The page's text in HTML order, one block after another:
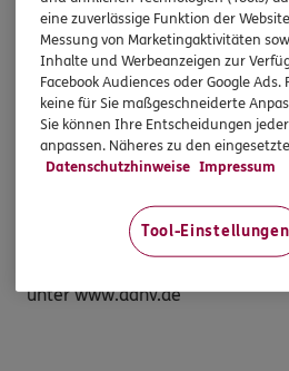
neuen Mandanten im Blick?
Absicherungen Sie dringend zu
Selbstständigkeit benötigen.
Gern sprechen wir mit Ihnen
für Sie. Rufen Sie uns doch
Detail-Informationen zu den
unter www.danv.de
eine zuverlässige Funktion der
Messung von Marketingaktivitäten
Inhalte und Werbeanzeigen zur
Facebook Audiences oder Google Ads.
keine für Sie maßgeschneiderte
Sie können Ihre Entscheidungen
anpassen. Näheres zu den
Datenschutzhinweise Impressum
Tool-Einstellungen